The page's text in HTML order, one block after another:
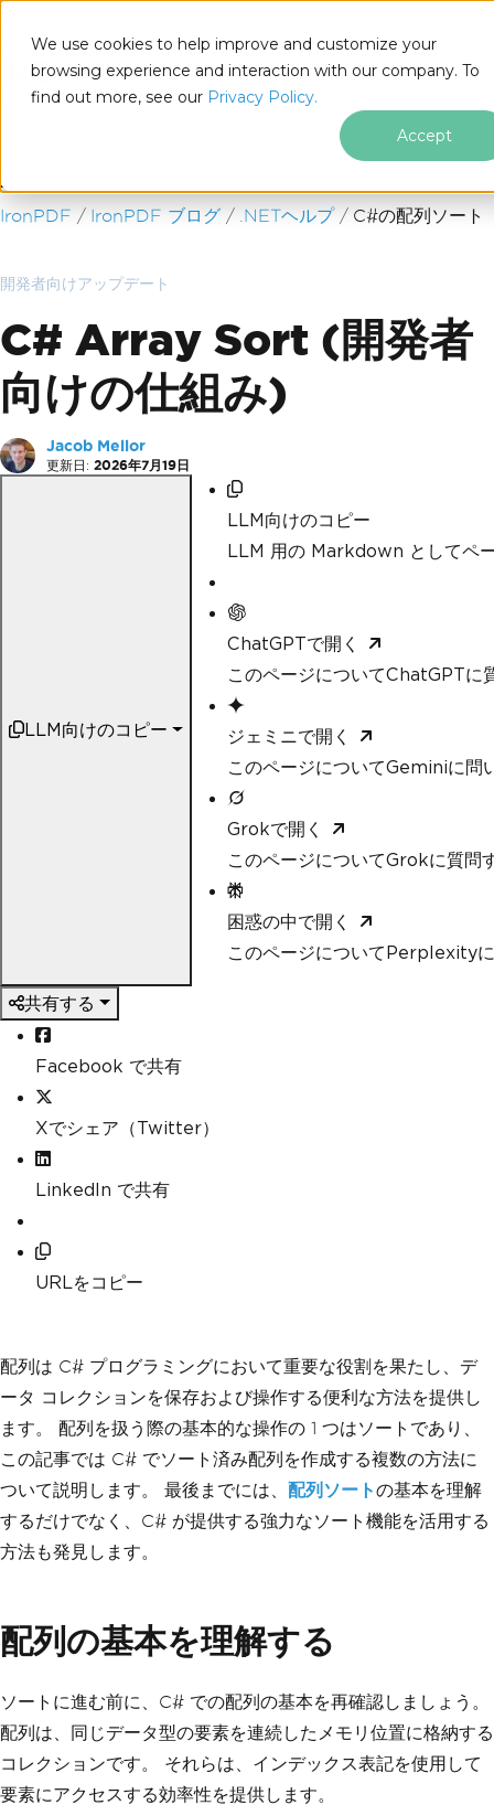
We use cookies to help improve and customize your
browsing experience and interaction with our company. To
find out more, see our Privacy Policy.
Accept
フッターコンテンツにスキップ
IronPDF IronPDF ブログ .NETヘルプ C#の配列ソート
開発者向けアップデート
C# Array Sort (開発者
向けの仕組み)
Jacob Mellor
更新日: 2026年7月19日
LLM向けのコピー
LLM向けのコピー
LLM 用の Markdown としてペ
ChatGPTで開く
このページについてChatGPTに
ジェミニで開く
このページについてGeminiに問
Grokで開く
このページについてGrokに質問
困惑の中で開く
このページについてPerplexity
共有する
Facebook で共有
Xでシェア（Twitter）
LinkedIn で共有
URLをコピー
配列は C# プログラミングにおいて重要な役割を果たし、デ
ータ コレクションを保存および操作する便利な方法を提供し
ます。 配列を扱う際の基本的な操作の 1 つはソートであり、
この記事では C# でソート済み配列を作成する複数の方法に
ついて説明します。 最後までには、 配列ソートの基本を理解
するだけでなく、C# が提供する強力なソート機能を活用する
方法も発見します。
配列の基本を理解する
ソートに進む前に、C# での配列の基本を再確認しましょう。
配列は、同じデータ型の要素を連続したメモリ位置に格納する
コレクションです。 それらは、インデックス表記を使用して
要素にアクセスする効率性を提供します。